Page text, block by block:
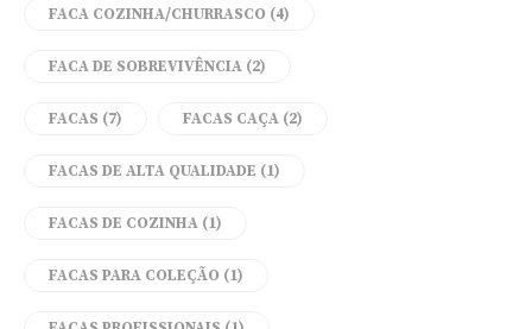
FACA COZINHA/CHURRASCO (4)
FACA DE SOBREVIVÊNCIA (2)
FACAS (7) FACAS CAÇA (2)
FACAS DE ALTA QUALIDADE (1)
FACAS DE COZINHA (1)
FACAS PARA COLEÇÃO (1)